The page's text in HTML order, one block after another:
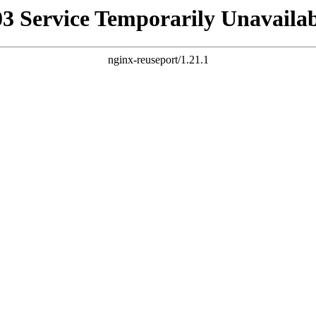
Service Temporarily
nginx-reuseport/1.21.1